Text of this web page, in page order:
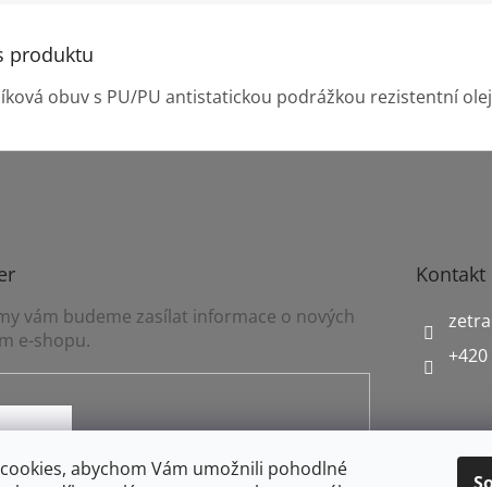
abychom Vám umožnili pohodlné
produktu
obuv s PU/PU antistatickou podrážkou rezistentní
vám budeme zasílat informace o nových
e-shopu.
ochrany osobních údajů
Kontakt
zetra